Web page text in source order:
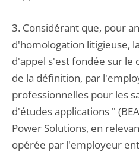
3. Considérant que, pour
d'homologation litigieuse,
d'appel s'est fondée sur
de la définition, par
professionnelles pour les
d'études applications "
Power Solutions, en
opérée par l'employeur